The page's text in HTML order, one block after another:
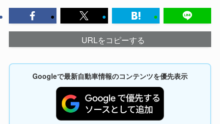
URLをコピーする
Googleで最新自動車情報のコンテンツを優先表示